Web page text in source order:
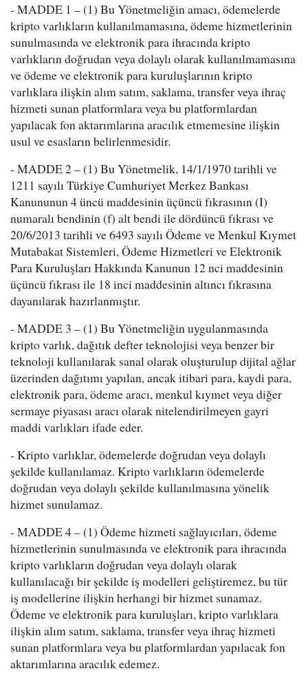
- MADDE 1 – (1) Bu Yönetmeliğin amacı, ödemelerde
kripto varlıkların kullanılmamasına, ödeme hizmetlerinin
sunulmasında ve elektronik para ihracında kripto
varlıkların doğrudan veya dolaylı olarak kullanılmamasına
ve ödeme ve elektronik para kuruluşlarının kripto
varlıklara ilişkin alım satım, saklama, transfer veya ihraç
hizmeti sunan platformlara veya bu platformlardan
yapılacak fon aktarımlarına aracılık etmemesine ilişkin
usul ve esasların belirlenmesidir.
- MADDE 2 – (1) Bu Yönetmelik, 14/1/1970 tarihli ve
1211 sayılı Türkiye Cumhuriyet Merkez Bankası
Kanununun 4 üncü maddesinin üçüncü fıkrasının (I)
numaralı bendinin (f) alt bendi ile dördüncü fıkrası ve
20/6/2013 tarihli ve 6493 sayılı Ödeme ve Menkul Kıymet
Mutabakat Sistemleri, Ödeme Hizmetleri ve Elektronik
Para Kuruluşları Hakkında Kanunun 12 nci maddesinin
üçüncü fıkrası ile 18 inci maddesinin altıncı fıkrasına
dayanılarak hazırlanmıştır.
- MADDE 3 – (1) Bu Yönetmeliğin uygulanmasında
kripto varlık, dağıtık defter teknolojisi veya benzer bir
teknoloji kullanılarak sanal olarak oluşturulup dijital ağlar
üzerinden dağıtımı yapılan, ancak itibari para, kaydi para,
elektronik para, ödeme aracı, menkul kıymet veya diğer
sermaye piyasası aracı olarak nitelendirilmeyen gayri
maddi varlıkları ifade eder.
- Kripto varlıklar, ödemelerde doğrudan veya dolaylı
şekilde kullanılamaz. Kripto varlıkların ödemelerde
doğrudan veya dolaylı şekilde kullanılmasına yönelik
hizmet sunulamaz.
- MADDE 4 – (1) Ödeme hizmeti sağlayıcıları, ödeme
hizmetlerinin sunulmasında ve elektronik para ihracında
kripto varlıkların doğrudan veya dolaylı olarak
kullanılacağı bir şekilde iş modelleri geliştiremez, bu tür
iş modellerine ilişkin herhangi bir hizmet sunamaz.
Ödeme ve elektronik para kuruluşları, kripto varlıklara
ilişkin alım satım, saklama, transfer veya ihraç hizmeti
sunan platformlara veya bu platformlardan yapılacak fon
aktarımlarına aracılık edemez.